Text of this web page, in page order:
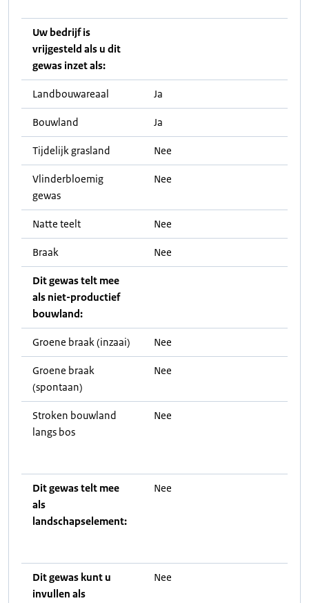
Uw bedrijf is
vrijgesteld als u dit
gewas inzet als:
Landbouwareaal Ja
Bouwland Ja
Tijdelijk grasland Nee
Vlinderbloemig
gewas
Nee
Natte teelt Nee
Braak Nee
Dit gewas telt mee
als niet-productief
bouwland:
Groene braak (inzaai) Nee
Groene braak
(spontaan)
Nee
Stroken bouwland
langs bos
Nee
Dit gewas telt mee
als
landschapselement:
Nee
Dit gewas kunt u
invullen als
Nee